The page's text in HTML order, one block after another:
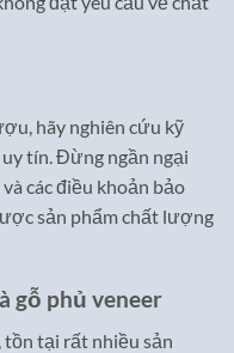
hãy nghiên cứu kỹ
tín. Đừng ngần ngại
các điều khoản bảo
sản phẩm chất lượng
gỗ phủ veneer
tại rất nhiều sản